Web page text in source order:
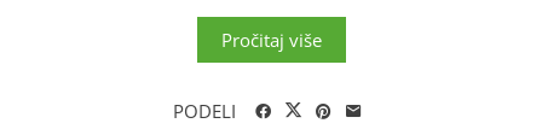
Pročitaj više
PODELI